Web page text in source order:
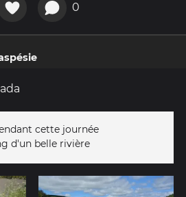
0
cette journée
d'un belle rivière